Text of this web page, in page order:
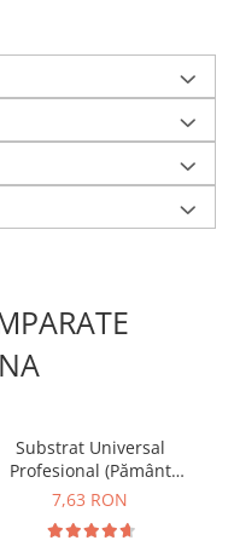
Substrat Universal
Profesional (Pământ
Premium) - 5 L
7,63 RON